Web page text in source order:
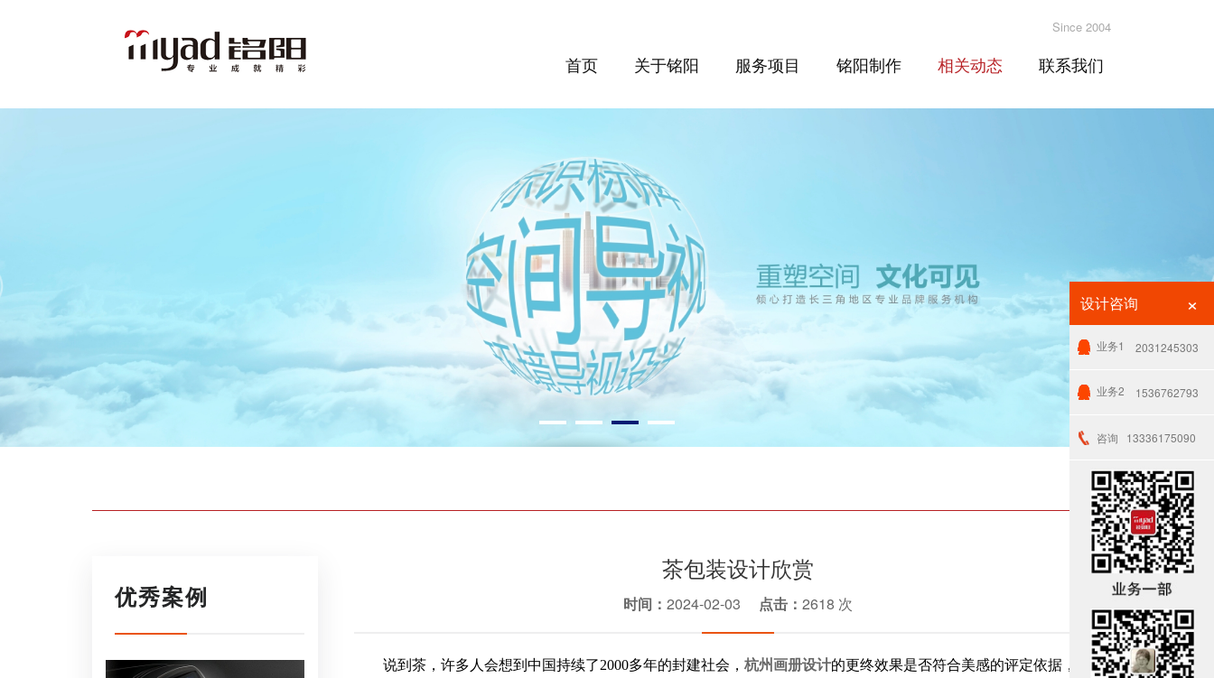
Since 2004
首页 关于铭阳 服务项目 铭阳制作 相关动态 联系我们
茶包装设计欣赏
时间： 2024-02-03 点击： 2618 次
说到茶，许多人会想到中国持续了2000多年的封建社会， 杭州画册设计的更终效果是否符合美感的评定依据，从古至
优秀案例
设计咨询 ×
业务1 2031245303
业务2 1536762793
咨询 13336175090